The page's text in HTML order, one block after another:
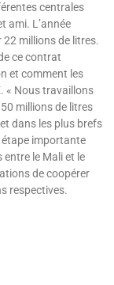
centrales
ami. L’année
millions de litres.
ce contrat
et comment les
« Nous travaillons
millions de litres
dans les plus brefs
étape importante
le Mali et le
de coopérer
respectives.